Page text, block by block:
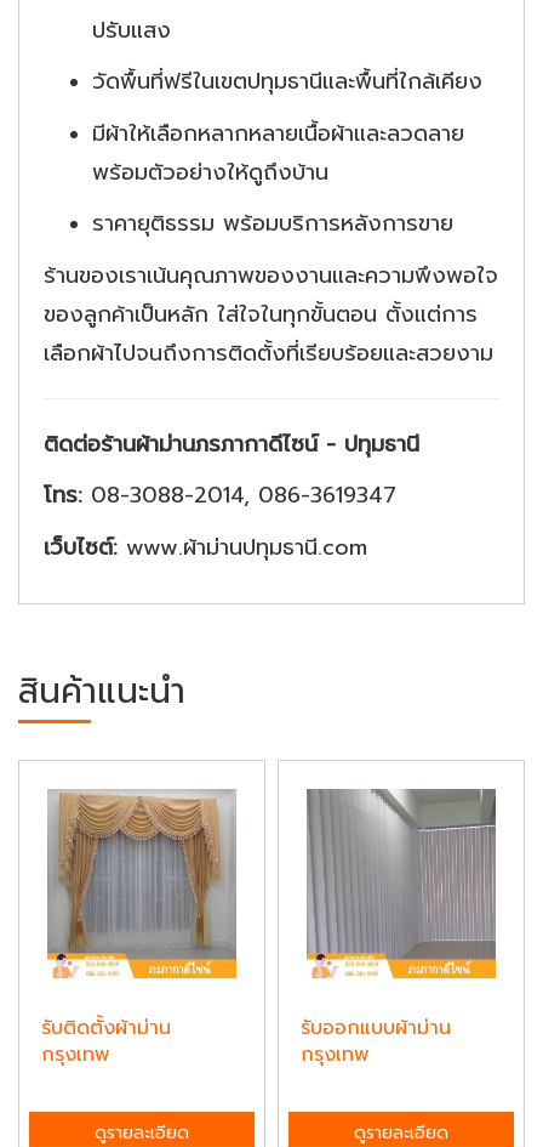
ปรับแสง
วัดพื้นที่ฟรีในเขตปทุมธานีและพื้นที่ใกล้เคียง
มีผ้าให้เลือกหลากหลายเนื้อผ้าและลวดลาย
พร้อมตัวอย่างให้ดูถึงบ้าน
ราคายุติธรรม พร้อมบริการหลังการขาย
ร้านของเราเน้นคุณภาพของงานและความพึงพอใจ
ของลูกค้าเป็นหลัก ใส่ใจในทุกขั้นตอน ตั้งแต่การ
เลือกผ้าไปจนถึงการติดตั้งที่เรียบร้อยและสวยงาม
ติดต่อร้านผ้าม่านภรภากาดีไซน์ - ปทุมธานี
โทร: 08-3088-2014, 086-3619347
เว็บไซต์: www.ผ้าม่านปทุมธานี.com
สินค้าแนะนำ
รับติดตั้งผ้าม่าน
กรุงเทพ
ดูรายละเอียด
รับออกแบบผ้าม่าน
กรุงเทพ
ดูรายละเอียด